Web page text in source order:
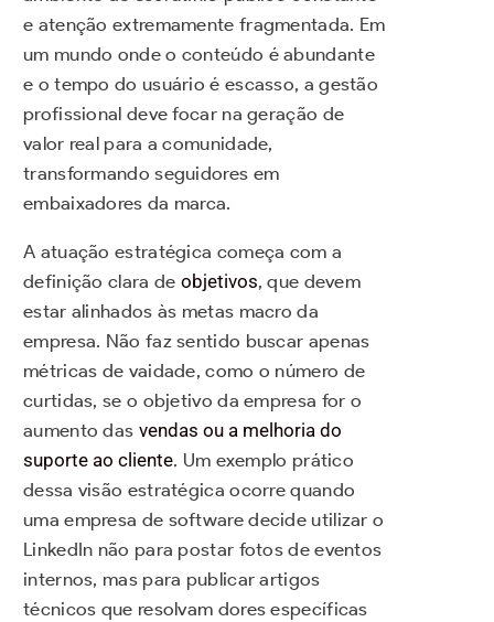
e atenção extremamente fragmentada. Em
um mundo onde o conteúdo é abundante
e o tempo do usuário é escasso, a gestão
profissional deve focar na geração de
valor real para a comunidade,
transformando seguidores em
embaixadores da marca.
A atuação estratégica começa com a
definição clara de objetivos, que devem
estar alinhados às metas macro da
empresa. Não faz sentido buscar apenas
métricas de vaidade, como o número de
curtidas, se o objetivo da empresa for o
aumento das vendas ou a melhoria do
suporte ao cliente. Um exemplo prático
dessa visão estratégica ocorre quando
uma empresa de software decide utilizar o
LinkedIn não para postar fotos de eventos
internos, mas para publicar artigos
técnicos que resolvam dores específicas